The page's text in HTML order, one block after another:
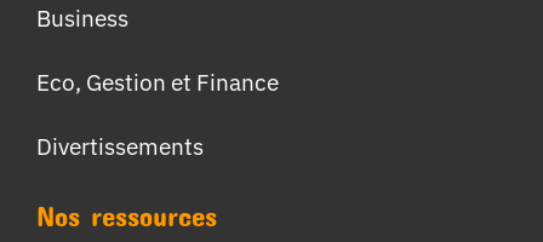
Business
Eco, Gestion et Finance
Divertissements
Nos ressources